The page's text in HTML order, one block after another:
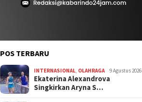
POS TERBARU
INTERNASIONAL OLAHRAGA 9 Agustus 2026
Ekaterina Alexandrova
Singkirkan Aryna S…